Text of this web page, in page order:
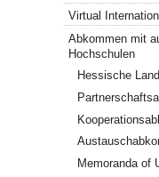
Virtual
Abkommen mit
Hochschulen
Hessische
Memoranda of